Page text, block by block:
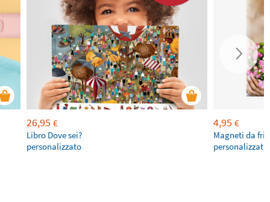
26,95 €
Libro Dove sei?
personalizzato
4,95 €
Magneti da
personalizzati